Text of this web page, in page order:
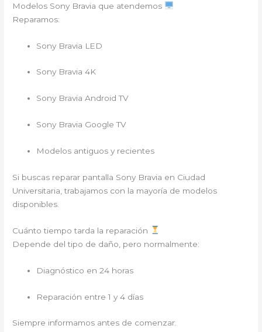
Modelos Sony Bravia que atendemos
Reparamos:
Sony Bravia LED
Sony Bravia 4K
Sony Bravia Android TV
Sony Bravia Google TV
Modelos antiguos y recientes
Si buscas reparar pantalla Sony Bravia en Ciudad
Universitaria, trabajamos con la mayoría de modelos
disponibles.
Cuánto tiempo tarda la reparación
Depende del tipo de daño, pero normalmente:
Diagnóstico en 24 horas
Reparación entre 1 y 4 días
Siempre informamos antes de comenzar.